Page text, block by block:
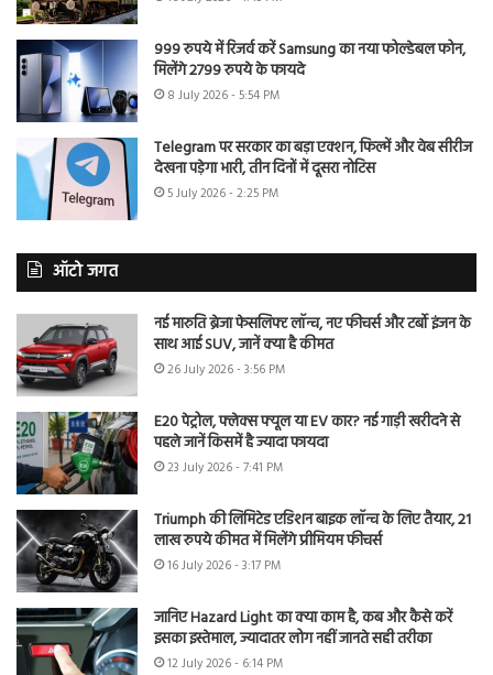
999 रुपये में रिजर्व करें Samsung का नया फोल्डेबल फोन,
मिलेंगे 2799 रुपये के फायदे
8 July 2026 - 5:54 PM
Telegram पर सरकार का बड़ा एक्शन, फिल्में और वेब सीरीज
देखना पड़ेगा भारी, तीन दिनों में दूसरा नोटिस
5 July 2026 - 2:25 PM
ऑटो जगत
नई मारुति ब्रेजा फेसलिफ्ट लॉन्च, नए फीचर्स और टर्बो इंजन के
साथ आई SUV, जानें क्या है कीमत
26 July 2026 - 3:56 PM
E20 पेट्रोल, फ्लेक्स फ्यूल या EV कार? नई गाड़ी खरीदने से
पहले जानें किसमें है ज्यादा फायदा
23 July 2026 - 7:41 PM
Triumph की लिमिटेड एडिशन बाइक लॉन्च के लिए तैयार, 21
लाख रुपये कीमत में मिलेंगे प्रीमियम फीचर्स
16 July 2026 - 3:17 PM
जानिए Hazard Light का क्या काम है, कब और कैसे करें
इसका इस्तेमाल, ज्यादातर लोग नहीं जानते सही तरीका
12 July 2026 - 6:14 PM